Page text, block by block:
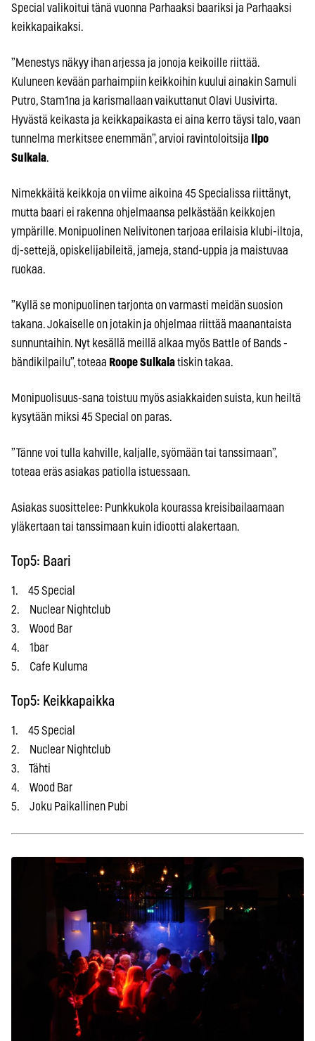
Special valikoitui tänä vuonna Parhaaksi baariksi ja Parhaaksi
keikkapaikaksi.
”Menestys näkyy ihan arjessa ja jonoja keikoille riittää.
Kuluneen kevään parhaimpiin keikkoihin kuului ainakin Samuli
Putro, Stam1na ja karismallaan vaikuttanut Olavi Uusivirta.
Hyvästä keikasta ja keikkapaikasta ei aina kerro täysi talo, vaan
tunnelma merkitsee enemmän”, arvioi ravintoloitsija
Ilpo
Sulkala.
Nimekkäitä keikkoja on viime aikoina 45 Specialissa riittänyt,
mutta baari ei rakenna ohjelmaansa pelkästään keikkojen
ympärille. Monipuolinen Nelivitonen tarjoaa erilaisia klubi-iltoja,
dj-settejä, opiskelijabileitä, jameja, stand-uppia ja maistuvaa
ruokaa.
”Kyllä se monipuolinen tarjonta on varmasti meidän suosion
takana. Jokaiselle on jotakin ja ohjelmaa riittää maanantaista
sunnuntaihin. Nyt kesällä meillä alkaa myös Battle of Bands -
bändikilpailu”, toteaa Roope Sulkalatiskin takaa.
Monipuolisuus-sana toistuu myös asiakkaiden suista, kun heiltä
kysytään miksi 45 Special on paras.
”Tänne voi tulla kahville, kaljalle, syömään tai tanssimaan”,
toteaa eräs asiakas patiolla istuessaan.
Asiakas suosittelee: Punkkukola kourassa kreisibailaamaan
yläkertaan tai tanssimaan kuin idiootti alakertaan.
Top5: Baari
1. 45 Special
2. Nuclear Nightclub
3. Wood Bar
4. 1bar
5. Cafe Kuluma
Top5: Keikkapaikka
1. 45 Special
2. Nuclear Nightclub
3. Tähti
4. Wood Bar
5. Joku Paikallinen Pubi